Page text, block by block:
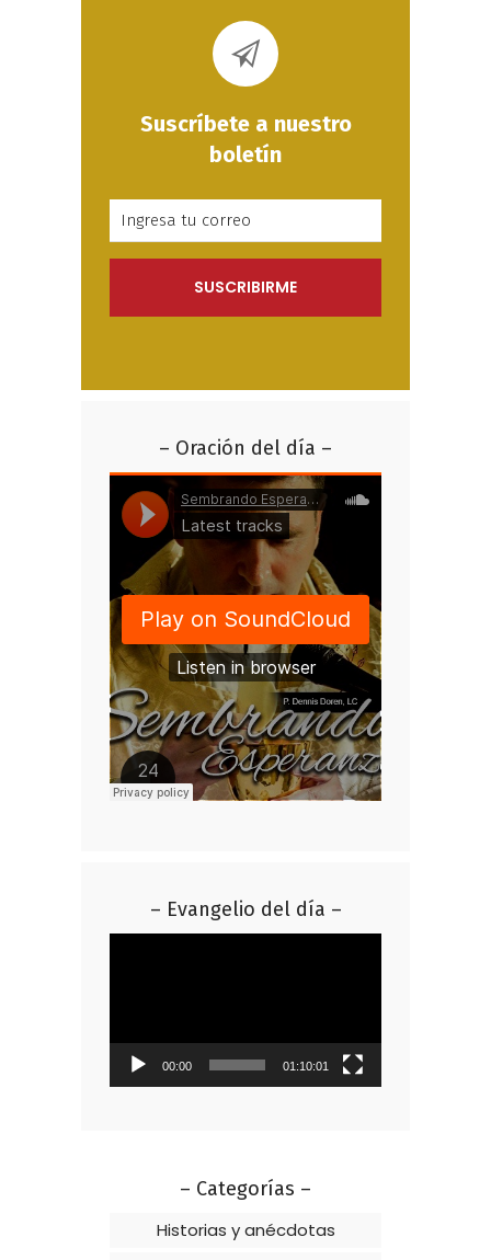
Suscríbete a nuestro
boletín
– Oración del día –
– Evangelio del día –
00:00 01:10:01
– Categorías –
Historias y anécdotas